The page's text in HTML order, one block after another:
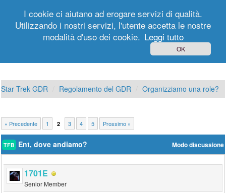
Registrati
Star Trek GDR Regolamento del GDR Organizziamo una role?
« Precedente 1 2 3 4 5 Prossimo »
Modo discussione
TFB Ent, dove andiamo?
1701E
Senior Member
I cookie ci aiutano ad erogare servizi di qualità.
Utilizzando i nostri servizi, l'utente accetta le nostre
modalità d'uso dei cookie. Leggi tutto
OK